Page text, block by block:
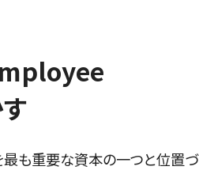
最も重要な資本の一つと位置づ